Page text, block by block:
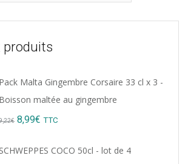
produits
Pack Malta Gingembre Corsaire 33 cl x 3 -
Boisson maltée au gingembre
€ Original
8,99€ Current
TTC
SCHWEPPES COCO 50cl - lot de 4